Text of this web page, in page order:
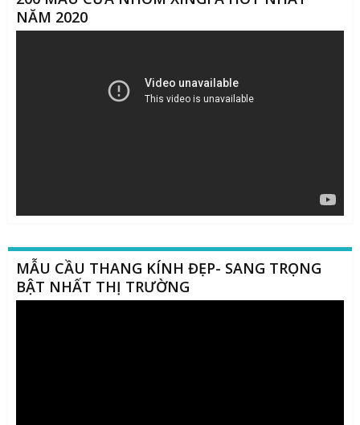
NĂM 2020
MẪU CẦU THANG KÍNH ĐẸP- SANG TRỌNG
BẬT NHẤT THỊ TRƯỜNG